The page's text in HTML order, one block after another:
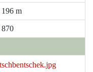
196 m
870